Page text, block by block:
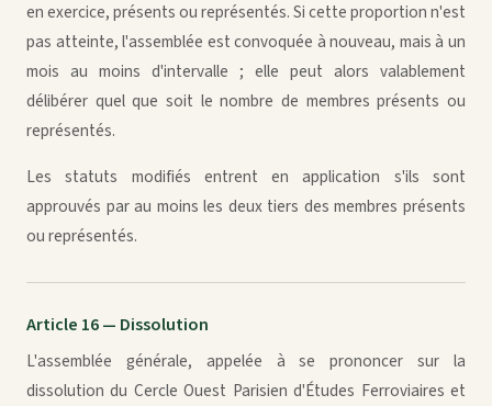
en exercice, présents ou représentés. Si cette proportion n'est
pas atteinte, l'assemblée est convoquée à nouveau, mais à un
mois au moins d'intervalle ; elle peut alors valablement
délibérer quel que soit le nombre de membres présents ou
représentés.
Les statuts modifiés entrent en application s'ils sont
approuvés par au moins les deux tiers des membres présents
ou représentés.
Article 16 — Dissolution
L'assemblée générale, appelée à se prononcer sur la
dissolution du Cercle Ouest Parisien d'Études Ferroviaires et